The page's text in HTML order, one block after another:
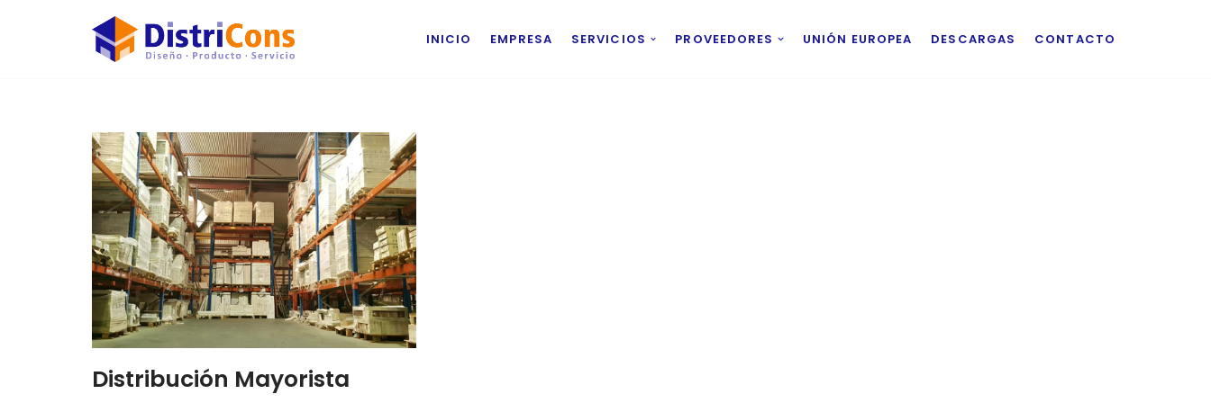
INICIO EMPRESA SERVICIOS PROVEEDORES UNIÓN EUROPEA DESCARGAS CONTACTO
Distribución Mayorista